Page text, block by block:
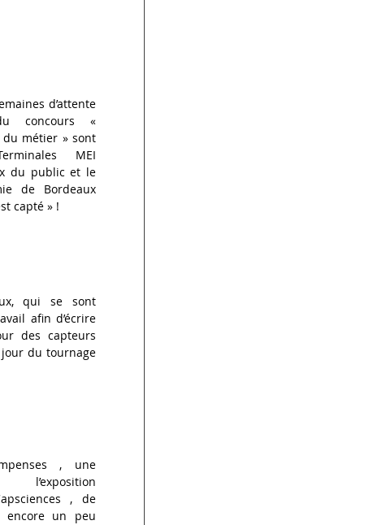
d’attente
concours «
métier » sont
MEI
du public et le
de Bordeaux
capté » !
qui se sont
afin d’écrire
des capteurs
du tournage
, une
, de
encore un peu